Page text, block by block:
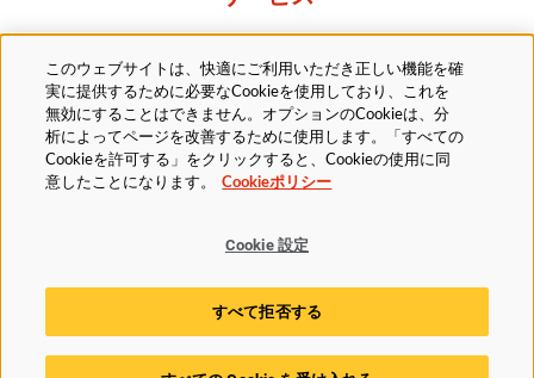
Resources
当社について
法的 プライバシーポリシー
アクセシビリティ方針
Cookieポリシー
Cookie 設定
このウェブサイトは、快適にご利用いただき正しい機能を確
実に提供するために必要なCookieを使用しており、これを
無効にすることはできません。オプションのCookieは、分
析によってページを改善するために使用します。「すべての
Cookieを許可する」をクリックすると、Cookieの使用に同
意したことになります。
Cookieポリシー
Cookie 設定
すべて拒否する